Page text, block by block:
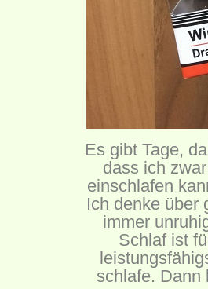
Es gibt Tage,
dass ich
einschlafen
Ich denke über
immer
Schlaf ist
schlafe. Dann